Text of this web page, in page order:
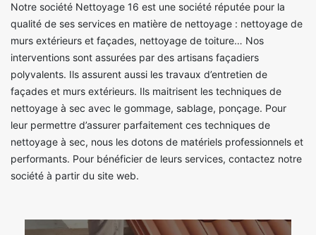
Notre société Nettoyage 16 est une société réputée pour la
qualité de ses services en matière de nettoyage : nettoyage de
murs extérieurs et façades, nettoyage de toiture… Nos
interventions sont assurées par des artisans façadiers
polyvalents. Ils assurent aussi les travaux d’entretien de
façades et murs extérieurs. Ils maitrisent les techniques de
nettoyage à sec avec le gommage, sablage, ponçage. Pour
leur permettre d’assurer parfaitement ces techniques de
nettoyage à sec, nous les dotons de matériels professionnels et
performants. Pour bénéficier de leurs services, contactez notre
société à partir du site web.